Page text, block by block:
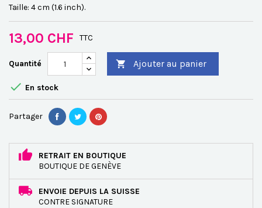
Taille: 4 cm (1.6 inch).
13,00 CHF TTC
Quantité  Ajouter au panier
 En stock
Partager
RETRAIT EN BOUTIQUE
BOUTIQUE DE GENÈVE
ENVOIE DEPUIS LA SUISSE
CONTRE SIGNATURE